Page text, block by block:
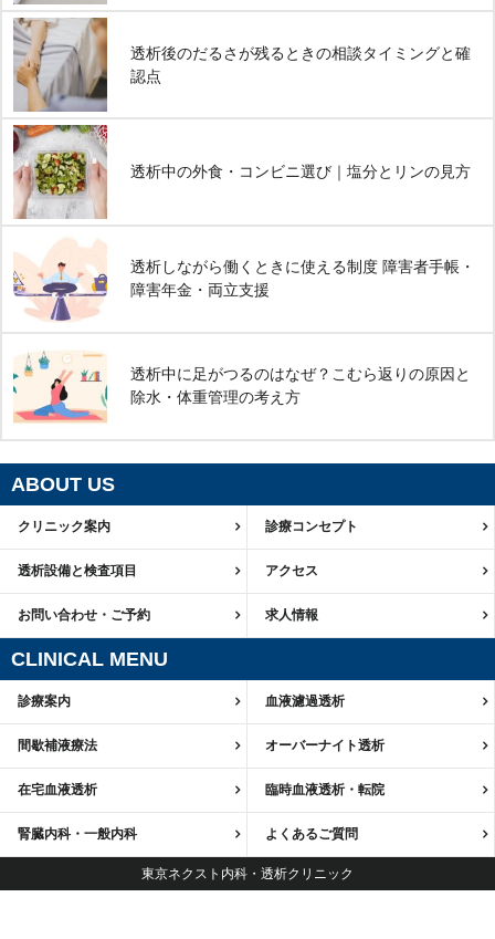
透析後のだるさが残るときの相談タイミングと確
認点
透析中の外食・コンビニ選び｜塩分とリンの見方
透析しながら働くときに使える制度 障害者手帳・
障害年金・両立支援
透析中に足がつるのはなぜ？こむら返りの原因と
除水・体重管理の考え方
ABOUT US
クリニック案内 診療コンセプト
透析設備と検査項目 アクセス
お問い合わせ・ご予約 求人情報
CLINICAL MENU
診療案内 血液濾過透析
間歇補液療法 オーバーナイト透析
在宅血液透析 臨時血液透析・転院
腎臓内科・一般内科 よくあるご質問
東京ネクスト内科・透析クリニック